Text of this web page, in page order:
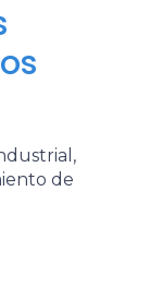
de